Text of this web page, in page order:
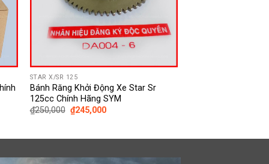
STAR X/SR 125
Bánh Răng Khởi Động Xe Star Sr
125cc Chính Hãng SYM
₫250,000 Giá
gốc
₫245,000Giá